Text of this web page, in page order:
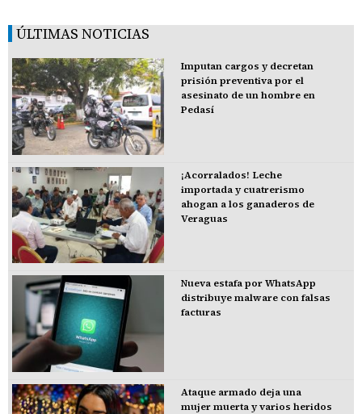
ÚLTIMAS NOTICIAS
Imputan cargos y decretan
prisión preventiva por el
asesinato de un hombre en
Pedasí
¡Acorralados! Leche
importada y cuatrerismo
ahogan a los ganaderos de
Veraguas
Nueva estafa por WhatsApp
distribuye malware con falsas
facturas
Ataque armado deja una
mujer muerta y varios heridos